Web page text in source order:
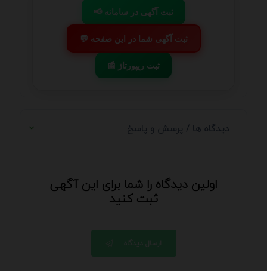
📢 ثبت آگهی در سامانه
💬 ثبت آگهی شما در این صفحه
📰 ثبت ریپورتاژ
دیدگاه ها / پرسش و پاسخ
اولین دیدگاه را شما برای این آگهی
ثبت کنید
ارسال دیدگاه